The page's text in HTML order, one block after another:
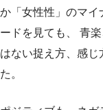
か「女性性」のマイ
ードを見ても、 青
はない捉え方、感
た。